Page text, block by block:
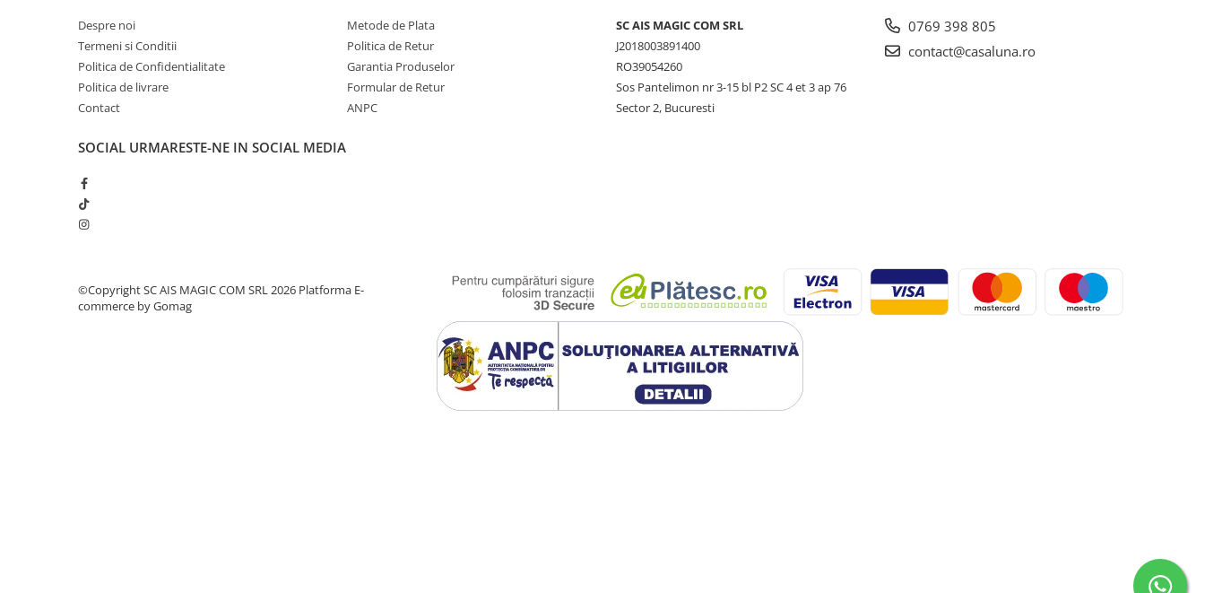
Despre noi
Termeni si Conditii
Politica de Confidentialitate
Politica de livrare
Contact
Metode de Plata
Politica de Retur
Garantia Produselor
Formular de Retur
ANPC
SC AIS MAGIC COM SRL
J2018003891400
RO39054260
Sos Pantelimon nr 3-15 bl P2 SC 4 et 3 ap 76
Sector 2, Bucuresti
0769 398 805
contact@casaluna.ro
SOCIAL URMARESTE-NE IN SOCIAL MEDIA
©Copyright SC AIS MAGIC COM SRL 2026 Platforma E-
commerce by Gomag